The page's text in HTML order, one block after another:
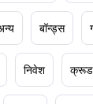
बॉन्ड्स
निवेश